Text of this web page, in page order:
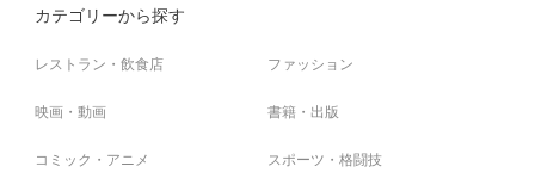
カテゴリーから探す
レストラン・飲食店 ファッション
映画・動画 書籍・出版
コミック・アニメ スポーツ・格闘技